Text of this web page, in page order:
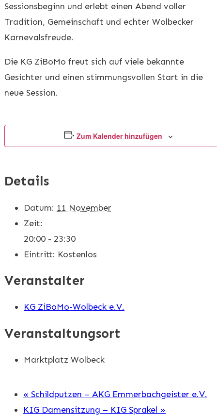
Sessionsbeginn und erlebt einen Abend voller
Tradition, Gemeinschaft und echter Wolbecker
Karnevalsfreude.
Die KG ZiBoMo freut sich auf viele bekannte
Gesichter und einen stimmungsvollen Start in die
neue Session.
Zum Kalender hinzufügen
Details
Datum: 11 November
Zeit:
20:00 - 23:30
Eintritt: Kostenlos
Veranstalter
KG ZiBoMo-Wolbeck e.V.
Veranstaltungsort
Marktplatz Wolbeck
« Schildputzen – AKG Emmerbachgeister e.V.
KIG Damensitzung – KIG Sprakel »